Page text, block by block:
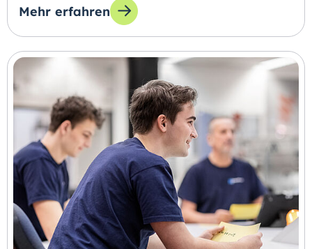
Mehr erfahren
zum Thema: Neuanfänge begleiten -